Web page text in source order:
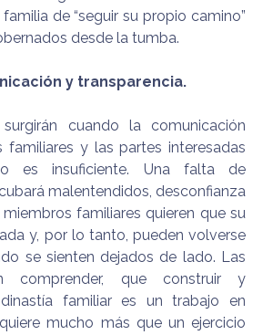
de “seguir su propio camino”
desde la tumba.
y transparencia.
cuando la comunicación
familiares y las partes interesadas
es insuficiente. Una falta de
malentendidos, desconfianza
familiares quieren que su
y, por lo tanto, pueden volverse
se sienten dejados de lado. Las
comprender, que construir y
familiar es un trabajo en
mucho más que un ejercicio